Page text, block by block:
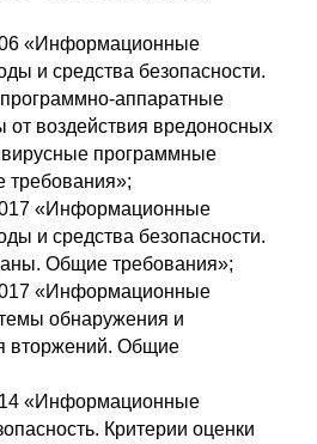
«Информационные
и средства безопасности.
аппаратные
от воздействия вредоносных
программные
требования»;
«Информационные
и средства безопасности.
Общие требования»;
«Информационные
обнаружения и
вторжений. Общие
«Информационные
Критерии оценки